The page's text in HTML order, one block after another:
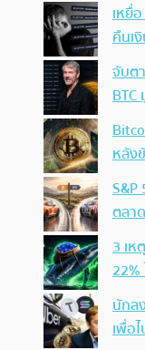
เหยื่
คืนเ
จับต
หลัง
ตลา
3 เห
22%
นักล
เพื่อ